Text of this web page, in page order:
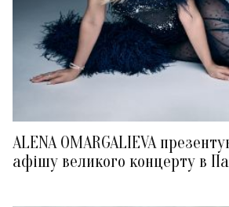
ALENA OMARGALIEVA
афішу великого концерту в